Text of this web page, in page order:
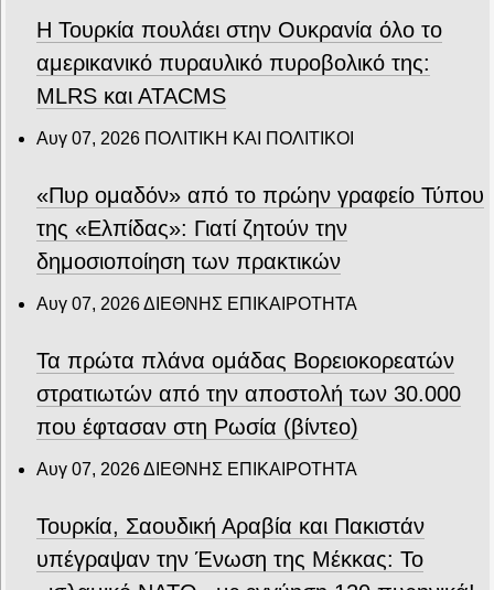
Η Τουρκία πουλάει στην Ουκρανία όλο το
αμερικανικό πυραυλικό πυροβολικό της:
MLRS και ΑΤΑCMS
Αυγ 07, 2026 ΠΟΛΙΤΙΚΗ ΚΑΙ ΠΟΛΙΤΙΚΟΙ
«Πυρ ομαδόν» από το πρώην γραφείο Τύπου
της «Ελπίδας»: Γιατί ζητούν την
δημοσιοποίηση των πρακτικών
Αυγ 07, 2026ΔΙΕΘΝΗΣ ΕΠΙΚΑΙΡΟΤΗΤΑ
Τα πρώτα πλάνα ομάδας Βορειοκορεατών
στρατιωτών από την αποστολή των 30.000
που έφτασαν στη Ρωσία (βίντεο)
Αυγ 07, 2026ΔΙΕΘΝΗΣ ΕΠΙΚΑΙΡΟΤΗΤΑ
Τουρκία, Σαουδική Αραβία και Πακιστάν
υπέγραψαν την Ένωση της Μέκκας: Το